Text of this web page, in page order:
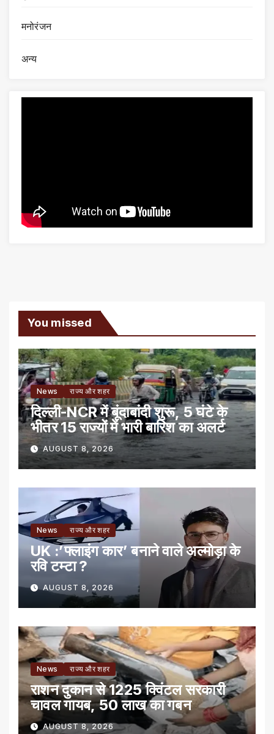
मनोरंजन
अन्य
You missed
News राज्य और शहर
दिल्ली-NCR में बूंदाबांदी शुरू, 5 घंटे के
भीतर 15 राज्यों में भारी बारिश का अलर्ट
AUGUST 8, 2026
News राज्य और शहर
UK :’फ्लाइंग कार’ बनाने वाले अल्मोड़ा के
रवि टम्टा ?
AUGUST 8, 2026
News राज्य और शहर
राशन दुकान से 1225 क्विंटल सरकारी
चावल गायब, 50 लाख का गबन
AUGUST 8, 2026